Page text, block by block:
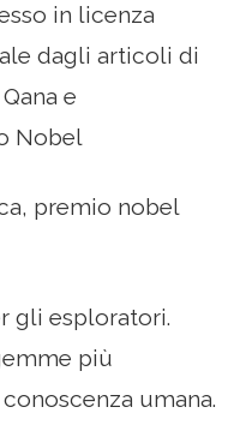
in licenza
dagli articoli di
e
Nobel
premio nobel
gli esploratori.
più
umana.